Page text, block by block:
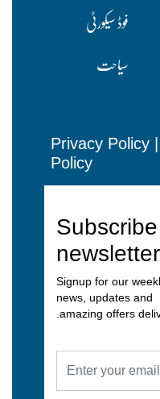
فوڈ سیکورٹی
سیاحت
Privacy Policy
Policy
newsletter
Signup for our
news, updates and
amazing offers